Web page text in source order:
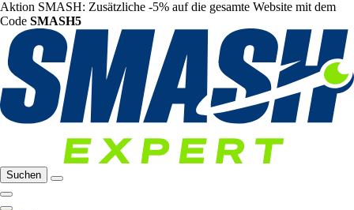
Aktion SMASH: Zusätzliche -5% auf die gesamte Website mit dem
Code SMASH5
Suchen